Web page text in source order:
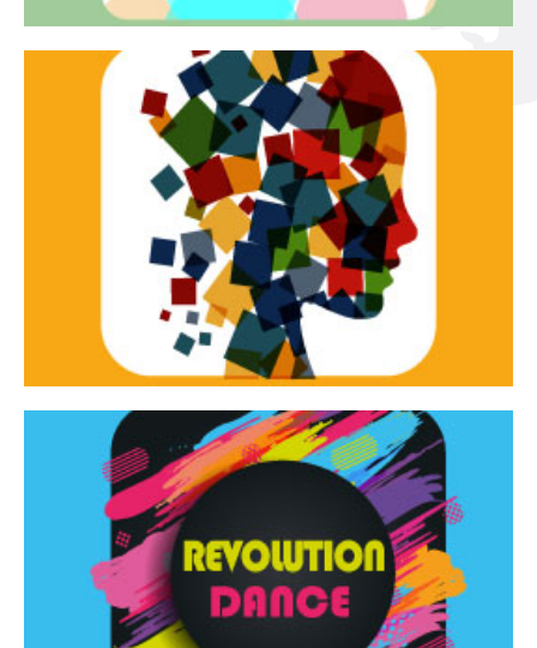
Tracce dinamiche
Tracce Dinamiche è una rassegna di teatro
d’innovazione e sperimentale.
Continua
Revolution Dance
Rassegna di danza contemporanea – I Edizione